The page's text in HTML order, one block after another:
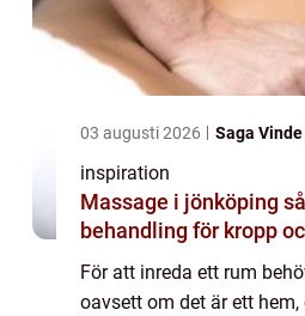
03 augusti 2026 Saga Vinde
inspiration
Massage i jönköping så hittar du rätt
behandling för kropp
För att inreda ett rum
oavsett om det är ett